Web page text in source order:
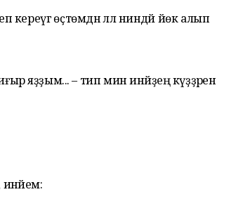
өҫтөмдән әллә ниндәй йөк алып
яҙҙым... – тип мин инәйҙең күҙҙәренә